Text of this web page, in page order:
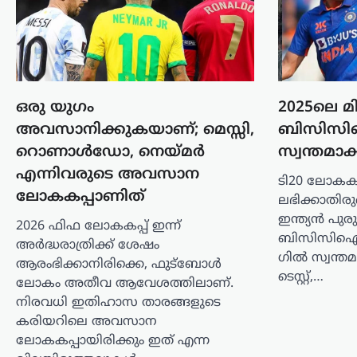
ഒരു യുഗം
അവസാനിക്കുകയാണ്; മെസ്സി,
റൊണാൾഡോ, നെയ്മർ
എന്നിവരുടെ അവസാന
ലോകകപ്പാണിത്
2026 ഫിഫ ലോകകപ്പ് ഇന്ന്
അർദ്ധരാത്രിക്ക് ശേഷം
ആരംഭിക്കാനിരിക്കെ, ഫുട്ബോൾ
ലോകം അതീവ ആവേശത്തിലാണ്.
നിരവധി ഇതിഹാസ താരങ്ങളുടെ
കരിയറിലെ അവസാന
ലോകകപ്പായിരിക്കും ഇത് എന്ന
2025ലെ
ടി20
ഇന്ത്യൻ
ഗിൽ
ടെസ്റ്റ്,…
രാജി ആവശ്യപ്പെട്ട് സിജെപി സംഘടിപ്പിച്ച
സമരത്തിന്റെ ദൃശ്യങ്ങൾ ഇൻസ്റ്റഗ്രാം
ഉൾപ്പെടെയുള്ള സമൂഹമാധ്യമ
പ്ലാറ്റ്ഫോമുകളിൽ നിന്ന് നീക്കം
ചെയ്തതിനെതിരെ പ്രതിഷേധം
കേരളം,വാർത്തകൾ
അർജുൻ
ആയങ്കിക്കായി ക്രൗഡ്
ഫണ്ടിങ്; 16,000 രൂപ
ലഭിച്ചതായി സഹോദരൻ
അജയ്
ന്യൂസ് ഡെസ്ക് ഓഗസ്റ്റ്‌ 9, 2026
അർജുൻ ആയങ്കിക്കുവേണ്ടി നടത്തിയ
ക്രൗഡ് ഫണ്ടിങ്ങിലൂടെ 16,000 രൂപ
ലഭിച്ചതായി സഹോദരൻ അജയ് ആയങ്കി
പൊലീസിനോട് മൊഴി നൽകി.